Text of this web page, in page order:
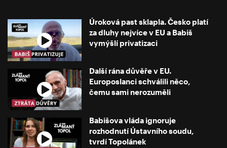
Úroková past sklapla. Česko platí
za dluhy nejvíce v EU a Babiš
vymýšlí privatizaci
Další rána důvěře v EU.
Europoslanci schválili něco,
čemu sami nerozuměli
Babišova vláda ignoruje
rozhodnutí Ústavního soudu,
tvrdí Topolánek